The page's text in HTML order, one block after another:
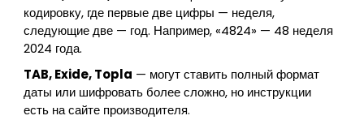
кодировку, где первые две цифры — неделя,
следующие две — год. Например, «4824» — 48 неделя
2024 года.
TAB, Exide, Topla — могут ставить полный формат
даты или шифровать более сложно, но инструкции
есть на сайте производителя.